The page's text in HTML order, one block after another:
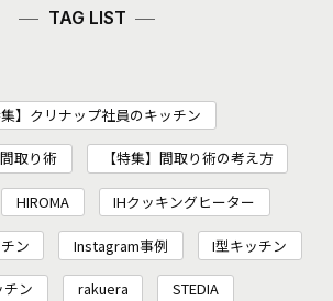
TAG LIST
集】クリナップ社員のキッチン
取り術 【特集】間取り術の考え方
HIROMA IHクッキングヒーター
ン Instagram事例 I型キッチン
チン rakuera STEDIA